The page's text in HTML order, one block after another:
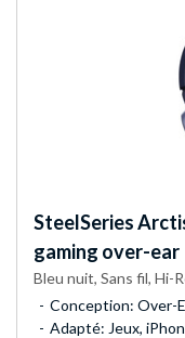
SteelSeries
gaming over-ear
Bleu nuit, Sans fil, Hi-
Conception: Over-
Adapté: Jeux,